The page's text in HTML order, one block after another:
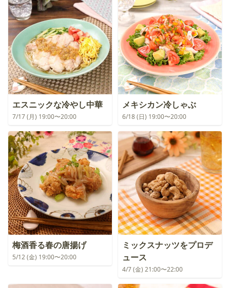
エスニックな冷やし中華
7/17 (月) 19:00〜20:00
メキシカン冷しゃぶ
6/18 (日) 19:00〜20:00
梅酒香る春の唐揚げ
5/12 (金) 19:00〜20:00
ミックスナッツをプロデ
ュース
4/7 (金) 21:00〜22:00